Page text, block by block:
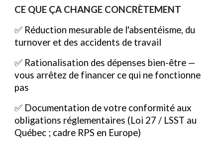
CE QUE ÇA CHANGE CONCRÈTEMENT
✅ Réduction mesurable de l'absentéisme, du
turnover et des accidents de travail
✅ Rationalisation des dépenses bien-être —
vous arrêtez de financer ce qui ne fonctionne
pas
✅ Documentation de votre conformité aux
obligations réglementaires (Loi 27 / LSST au
Québec ; cadre RPS en Europe)